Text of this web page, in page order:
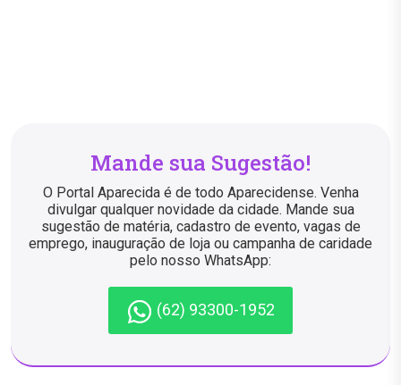
Mande sua Sugestão!
O Portal Aparecida é de todo Aparecidense. Venha
divulgar qualquer novidade da cidade. Mande sua
sugestão de matéria, cadastro de evento, vagas de
emprego, inauguração de loja ou campanha de caridade
pelo nosso WhatsApp:
(62) 93300-1952